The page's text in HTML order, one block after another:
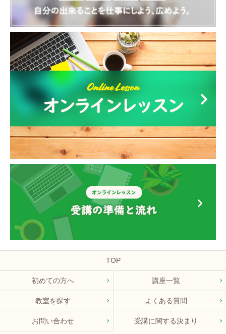
TOP
初めての方へ 講座一覧
教室を探す よくある質問
お問い合わせ 受講に関する決まり